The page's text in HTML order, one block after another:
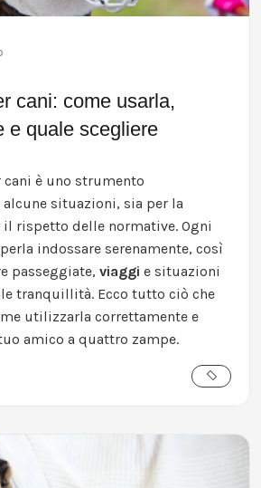
cani: come usarla,
e quale scegliere
cani è uno strumento
situazioni, sia per la
il rispetto delle normative. Ogni
indossare serenamente, così
passeggiate, viaggi e situazioni
tranquillità. Ecco tutto ciò che
utilizzarla correttamente e
amico a quattro zampe.